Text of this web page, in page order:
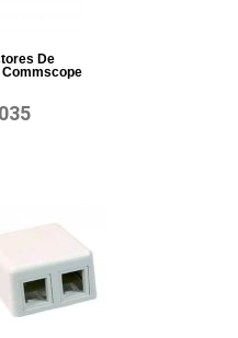
De
Commscope